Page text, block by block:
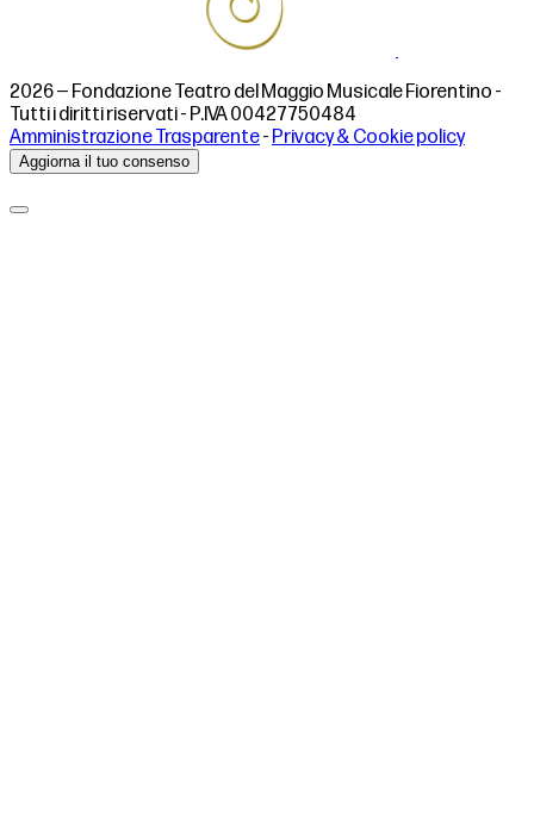
2026 — Fondazione Teatro del Maggio Musicale Fiorentino -
Tutti i diritti riservati - P.IVA 00427750484
Amministrazione Trasparente- Privacy & Cookie policy
Aggiorna il tuo consenso